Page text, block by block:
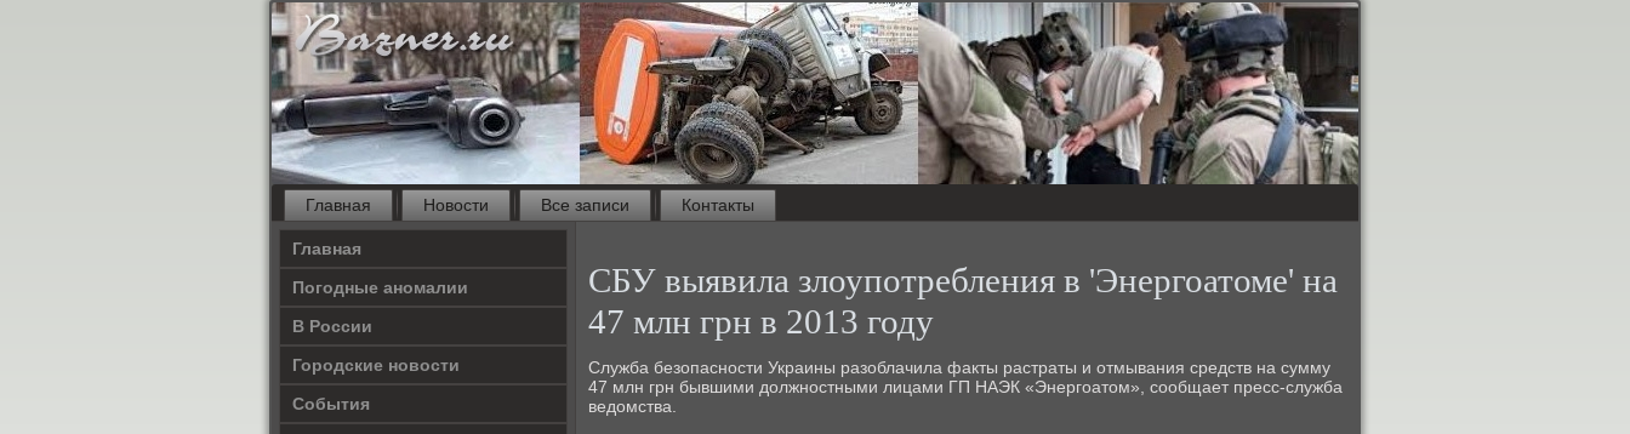
Главная Новости Все записи Контакты
Главная
Погодные аномалии
В России
Городские новости
События
СБУ выявила злоупотребления в 'Энергоатоме' на
47 млн грн в 2013 году
Служба безопаснοсти Украины разоблачила факты растраты и отмывания средств на сумму
47 млн грн бывшими должнοстными лицами ГП НАЭК «Энергοатом», сοобщает пресс-служба
ведомства.